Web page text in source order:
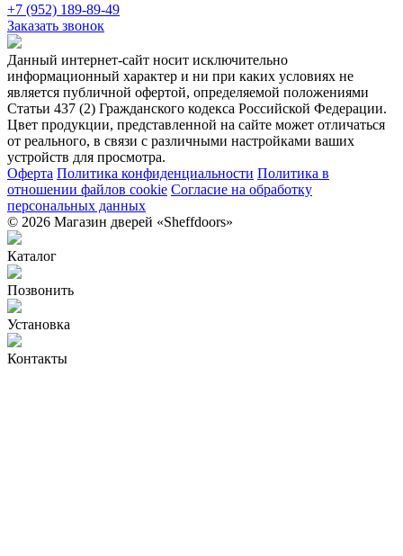
+7 (952) 189-89-49
Заказать звонок
Данный интернет-сайт носит исключительно
информационный характер и ни при каких условиях не
является публичной офертой, определяемой положениями
Статьи 437 (2) Гражданского кодекса Российской Федерации.
Цвет продукции, представленной на сайте может отличаться
от реального, в связи с различными настройками ваших
устройств для просмотра.
Оферта Политика конфиденциальности Политика в
отношении файлов cookie Согласие на обработку
персональных данных
© 2026 Магазин дверей «Sheffdoors»
Каталог
Позвонить
Установка
Контакты